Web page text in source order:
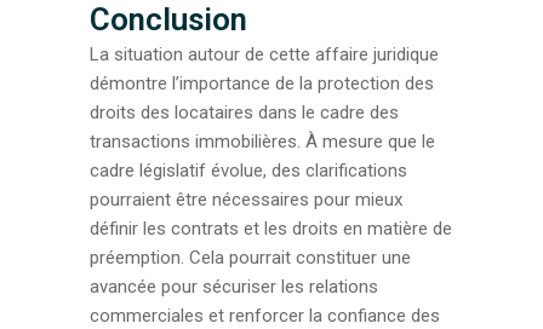
Conclusion
La situation autour de cette affaire juridique
démontre l’importance de la protection des
droits des locataires dans le cadre des
transactions immobilières. À mesure que le
cadre législatif évolue, des clarifications
pourraient être nécessaires pour mieux
définir les contrats et les droits en matière de
préemption. Cela pourrait constituer une
avancée pour sécuriser les relations
commerciales et renforcer la confiance des